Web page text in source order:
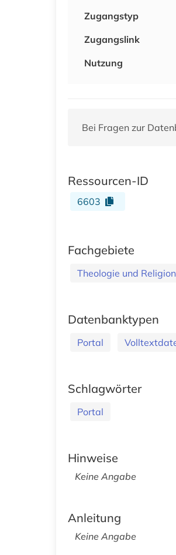
Zugangstyp
Zugangslink
Nutzung
Bei Fragen zur
Ressourcen-ID
6603
Fachgebiete
Theologie und
Datenbanktypen
Portal
Schlagwörter
Portal
Hinweise
Keine Angabe
Anleitung
Keine Angabe